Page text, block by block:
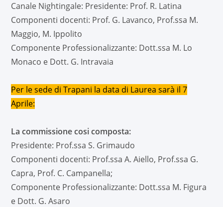
Canale Nightingale: Presidente: Prof. R. Latina
Componenti docenti: Prof. G. Lavanco, Prof.ssa M.
Maggio, M. Ippolito
Componente Professionalizzante: Dott.ssa M. Lo
Monaco e Dott. G. Intravaia
Per le sede di Trapani la data di Laurea sarà il 7
Aprile:
La commissione cosi composta:
Presidente: Prof.ssa S. Grimaudo
Componenti docenti: Prof.ssa A. Aiello, Prof.ssa G.
Capra, Prof. C. Campanella;
Componente Professionalizzante: Dott.ssa M. Figura
e Dott. G. Asaro